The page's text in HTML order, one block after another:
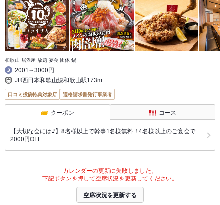
和歌山 居酒屋 放題 宴会 団体 鍋
2001～3000円
JR西日本和歌山線和歌山駅173m
口コミ投稿特典対象店 適格請求書発行事業者
クーポン コース
【大切な会には♪】8名様以上で幹事1名様無料！4名様以上のご宴会で
2000円OFF
カレンダーの更新に失敗しました。
下記ボタンを押して空席状況を更新してください。
空席状況を更新する